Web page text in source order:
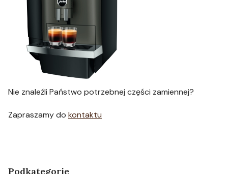
Nie znaleźli Państwo potrzebnej części zamiennej?
Zapraszamy do kontaktu
Podkategorie